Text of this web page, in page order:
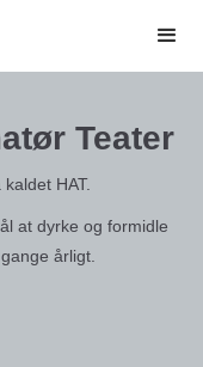
Teater
HAT.
at dyrke og formidle
årligt.